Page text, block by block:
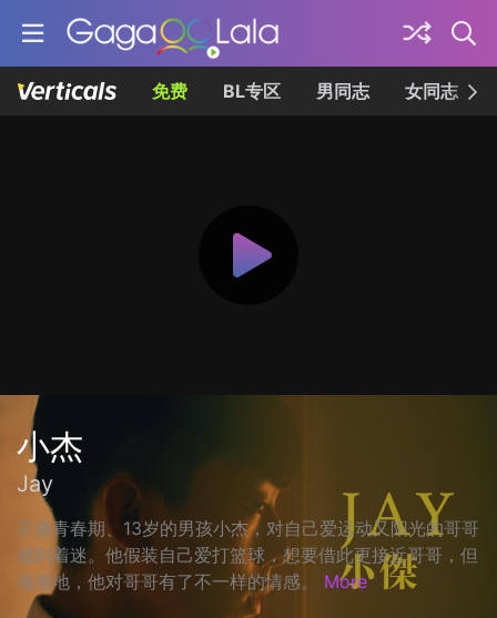
免费 BL专区 男同志 女同志
小杰
Jay
正值青春期、13岁的男孩小杰，对自己爱运动又阳光的哥哥
感到着迷。他假装自己爱打篮球，想要借此更接近哥哥，但
渐渐地，他对哥哥有了不一样的情感。
More